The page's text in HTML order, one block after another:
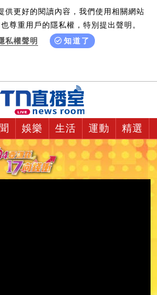
供更好的閱讀內容，我們使用相關網站
尊重用戶的隱私權，特別提出聲明。
私權聲明
知道了
娛樂 生活 運動 精選